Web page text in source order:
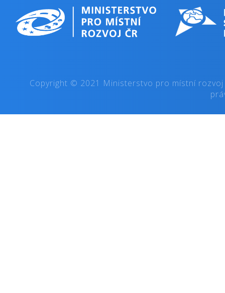
Copyright © 2021 Ministerstvo pro místní rozvoj